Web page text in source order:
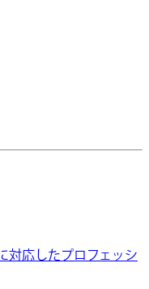
対応したプロフェッシ